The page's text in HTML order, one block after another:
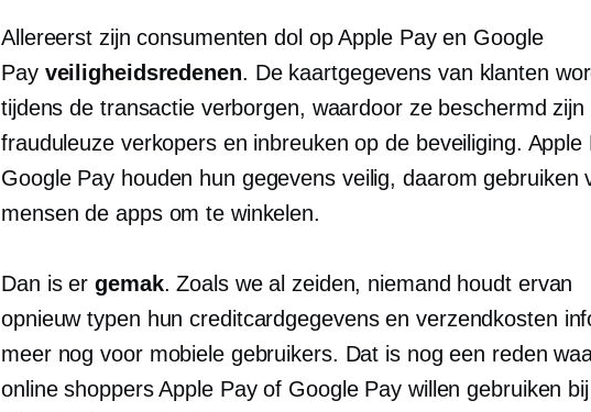
Allereerst zijn consumenten dol op Apple Pay en Google
Pay veiligheidsredenen. De kaartgegevens van klanten
tijdens de transactie verborgen, waardoor ze beschermd zijn
frauduleuze verkopers en inbreuken op de beveiliging. Apple
Google Pay houden hun gegevens veilig, daarom gebruiken
mensen de apps om te winkelen.
Dan is er gemak. Zoals we al zeiden, niemand houdt ervan
opnieuw typen hun creditcardgegevens en verzendkosten
meer nog voor mobiele gebruikers. Dat is nog een reden
online shoppers Apple Pay of Google Pay willen gebruiken